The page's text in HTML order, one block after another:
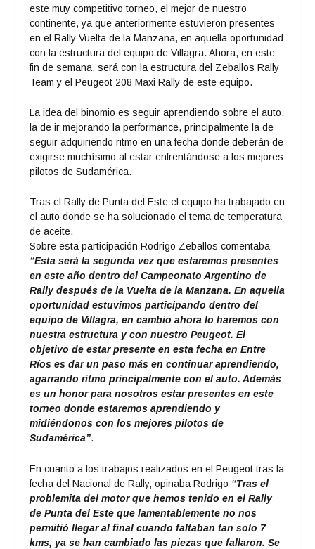
este muy competitivo torneo, el mejor de nuestro
continente, ya que anteriormente estuvieron presentes
en el Rally Vuelta de la Manzana, en aquella oportunidad
con la estructura del equipo de Villagra. Ahora, en este
fin de semana, será con la estructura del Zeballos Rally
Team y el Peugeot 208 Maxi Rally de este equipo.
La idea del binomio es seguir aprendiendo sobre el auto,
la de ir mejorando la performance, principalmente la de
seguir adquiriendo ritmo en una fecha donde deberán de
exigirse muchísimo al estar enfrentándose a los mejores
pilotos de Sudamérica.
Tras el Rally de Punta del Este el equipo ha trabajado en
el auto donde se ha solucionado el tema de temperatura
de aceite.
Sobre esta participación Rodrigo Zeballos comentaba
“Esta será la segunda vez que estaremos presentes
en este año dentro del Campeonato Argentino de
Rally después de la Vuelta de la Manzana. En aquella
oportunidad estuvimos participando dentro del
equipo de Villagra, en cambio ahora lo haremos con
nuestra estructura y con nuestro Peugeot. El
objetivo de estar presente en esta fecha en Entre
Ríos es dar un paso más en continuar aprendiendo,
agarrando ritmo principalmente con el auto. Además
es un honor para nosotros estar presentes en este
torneo donde estaremos aprendiendo y
midiéndonos con los mejores pilotos de
Sudamérica”.
En cuanto a los trabajos realizados en el Peugeot tras la
fecha del Nacional de Rally, opinaba Rodrigo “Tras el
problemita del motor que hemos tenido en el Rally
de Punta del Este que lamentablemente no nos
permitió llegar al final cuando faltaban tan solo 7
kms, ya se han cambiado las piezas que fallaron. Se